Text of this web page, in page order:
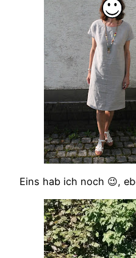
Eins hab ich noch 😉,